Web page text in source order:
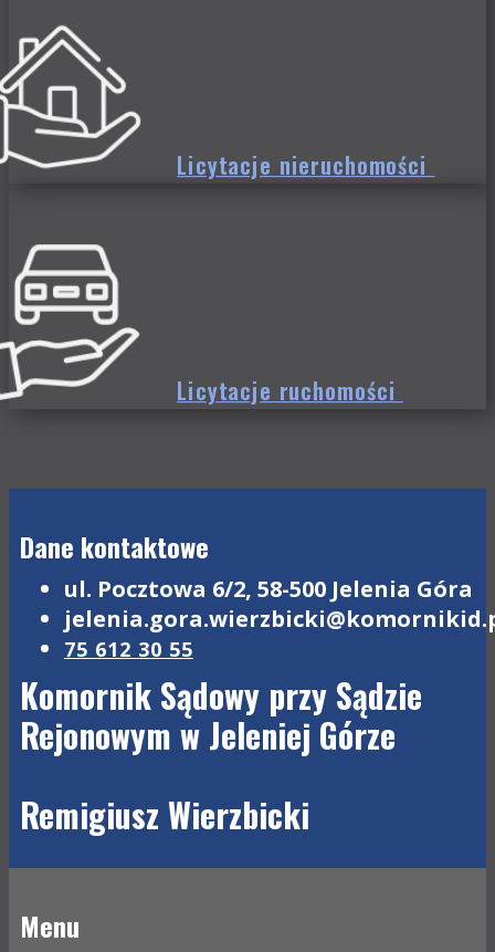
Licytacje nieruchomości
Licytacje ruchomości
Dane kontaktowe
ul. Pocztowa 6/2, 58-500 Jelenia Góra
75 612 30 55
Komornik Sądowy przy Sądzie
Rejonowym w Jeleniej Górze
Remigiusz Wierzbicki
Menu